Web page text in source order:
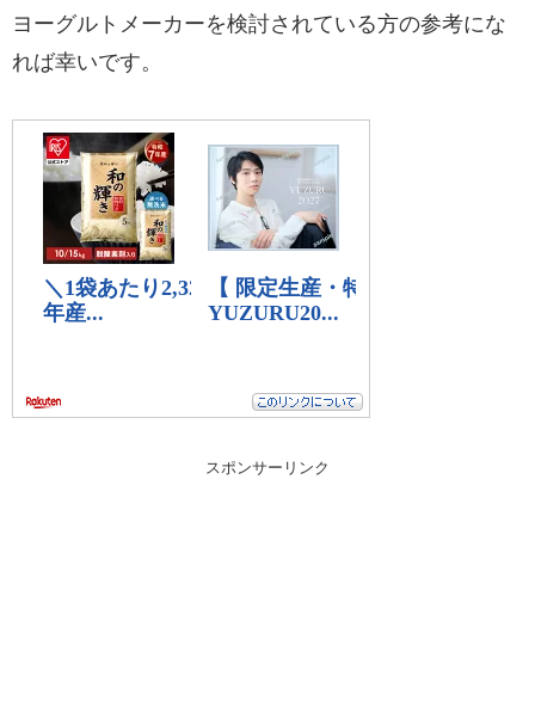
ヨーグルトメーカーを検討されている方の参考にな
れば幸いです。
スポンサーリンク